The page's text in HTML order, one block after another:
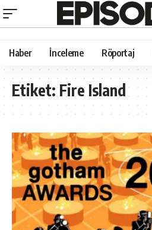
Haber İnceleme Röportaj
Etiket:Fire Island